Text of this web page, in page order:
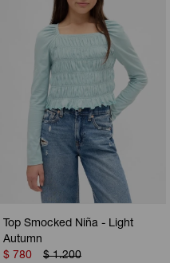
Top Smocked Niña - Light
Autumn
$ 780 $ 1.200